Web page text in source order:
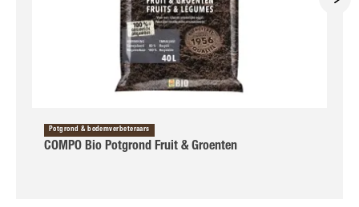
Potgrond & bodemverbeteraars
COMPO Bio Potgrond Fruit & Groenten